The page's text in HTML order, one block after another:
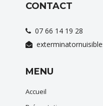
CONTACT
07 66 14 19 28
MENU
Accueil